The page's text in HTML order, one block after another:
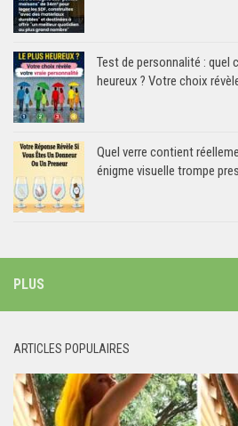
Test de personnalité : quel
heureux ? Votre choix
Quel verre contient
énigme visuelle trompe
PLUS
ARTICLES POPULAIRES